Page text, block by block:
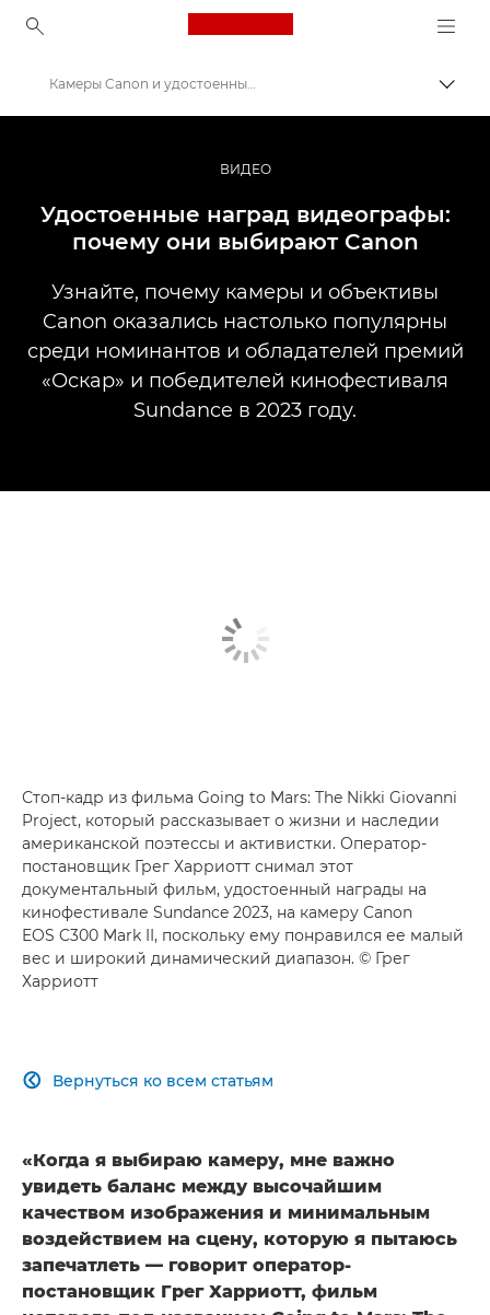
Canon Logo, back to
Профессиональная фото- и видеосъемка
Истории
Камеры Canon и удостоенные наград фильмы
ВИДЕО
Удостоенные наград видеографы:
почему они выбирают Canon
Узнайте, почему камеры и объективы
Canon оказались настолько популярны
среди номинантов и обладателей премий
«Оскар» и победителей кинофестиваля
Sundance в 2023 году.
Стоп-кадр из фильма Going to Mars: The Nikki Giovanni
Project, который рассказывает о жизни и наследии
американской поэтессы и активистки. Оператор-
постановщик Грег Харриотт снимал этот
документальный фильм, удостоенный награды на
кинофестивале Sundance 2023, на камеру Canon
EOS C300 Mark II, поскольку ему понравился ее малый
вес и широкий динамический диапазон. © Грег
Харриотт
Вернуться ко всем статьям

«Когда я выбираю камеру, мне важно
увидеть баланс между высочайшим
качеством изображения и минимальным
воздействием на сцену, которую я пытаюсь
запечатлеть — говорит оператор-
постановщик Грег Харриотт, фильм